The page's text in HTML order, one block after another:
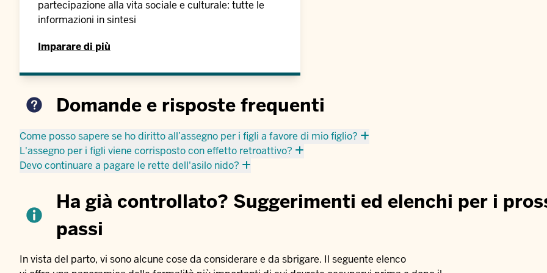
partecipazione alla vita sociale e culturale: tutte le
informazioni in sintesi
Imparare di più
Domande e risposte frequenti
Come posso sapere se ho diritto all’assegno per i figli a favore di mio figlio?
L'assegno per i figli viene corrisposto con effetto retroattivo?
Devo continuare a pagare le rette dell'asilo nido?
Ha già controllato? Suggerimenti ed elenchi per i
passi
In vista del parto, vi sono alcune cose da considerare e da sbrigare. Il seguente elenco